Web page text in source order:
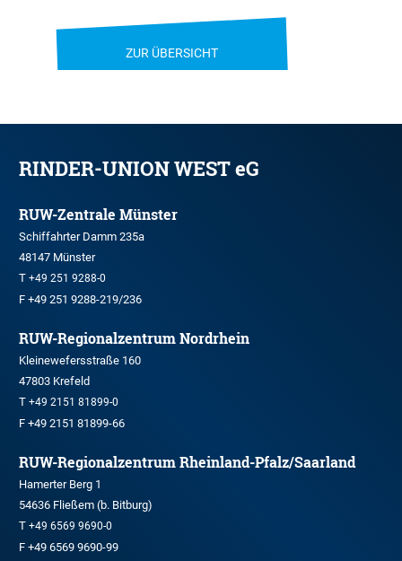
ZUR ÜBERSICHT
RINDER-UNION WEST eG
RUW-Zentrale Münster
Schiffahrter Damm 235a
48147 Münster
T +49 251 9288-0
F +49 251 9288-219/236
RUW-Regionalzentrum Nordrhein
Kleinewefersstraße 160
47803 Krefeld
T +49 2151 81899-0
F +49 2151 81899-66
RUW-Regionalzentrum Rheinland-Pfalz/Saarland
Hamerter Berg 1
54636 Fließem (b. Bitburg)
T +49 6569 9690-0
F +49 6569 9690-99